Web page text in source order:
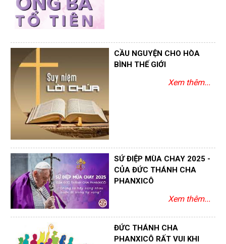
CẦU NGUYỆN CHO HÒA
BÌNH THẾ GIỚI
Xem thêm...
SỨ ĐIỆP MÙA CHAY 2025 -
CỦA ĐỨC THÁNH CHA
PHANXICÔ
Xem thêm...
ĐỨC THÁNH CHA
PHANXICÔ RẤT VUI KHI